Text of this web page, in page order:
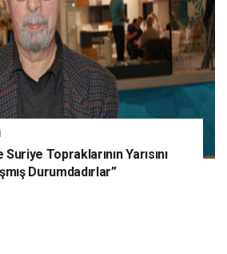
Topraklarının Yarısını
Durumdadırlar”